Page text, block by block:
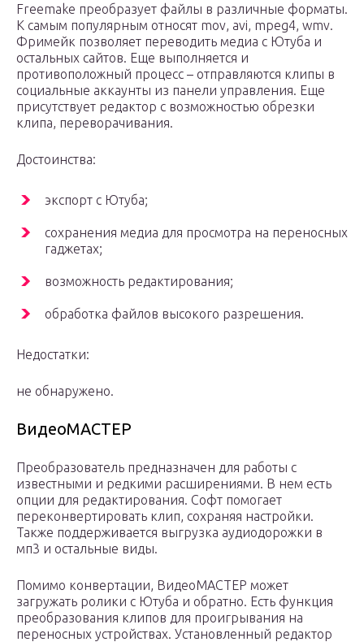
Freemake преобразует файлы в различные форматы.
К самым популярным относят mov, avi, mpeg4, wmv.
Фримейк позволяет переводить медиа с Ютуба и
остальных сайтов. Еще выполняется и
противоположный процесс – отправляются клипы в
социальные аккаунты из панели управления. Еще
присутствует редактор с возможностью обрезки
клипа, переворачивания.
Достоинства:
экспорт с Ютуба;
сохранения медиа для просмотра на переносных
гаджетах;
возможность редактирования;
обработка файлов высокого разрешения.
Недостатки:
не обнаружено.
ВидеоМАСТЕР
Преобразователь предназначен для работы с
известными и редкими расширениями. В нем есть
опции для редактирования. Софт помогает
переконвертировать клип, сохраняя настройки.
Также поддерживается выгрузка аудиодорожки в
мп3 и остальные виды.
Помимо конвертации, ВидеоМАСТЕР может
загружать ролики с Ютуба и обратно. Есть функция
преобразования клипов для проигрывания на
переносных устройствах. Установленный редактор